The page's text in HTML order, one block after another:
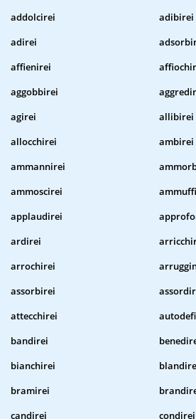
addolcirei
adibirei
adirei
affienirei
aggobbirei
agirei
allibirei
allocchirei
ambirei
ammannirei
ammoscirei
applaudirei
ardirei
arrochirei
assorbirei
attecchirei
bandirei
bianchirei
bramirei
candirei
condirei